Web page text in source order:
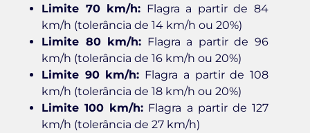
Limite 70 km/h: Flagra a partir de 84
km/h (tolerância de 14 km/h ou 20%)
Limite 80 km/h: Flagra a partir de 96
km/h (tolerância de 16 km/h ou 20%)
Limite 90 km/h: Flagra a partir de 108
km/h (tolerância de 18 km/h ou 20%)
Limite 100 km/h: Flagra a partir de 127
km/h (tolerância de 27 km/h)